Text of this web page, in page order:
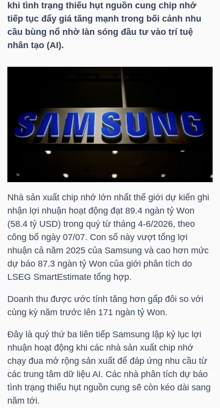
khi tình trạng thiếu hụt nguồn cung chip nhớ
tiếp tục đẩy giá tăng mạnh trong bối cảnh nhu
cầu bùng nổ nhờ làn sóng đầu tư vào trí tuệ
nhân tạo (AI).
Nhà sản xuất chip nhớ lớn nhất thế giới dự kiến ghi
nhận lợi nhuận hoạt động đạt 89.4 ngàn tỷ Won
(58.4 tỷ USD) trong quý từ tháng 4-6/2026, theo
công bố ngày 07/07. Con số này vượt tổng lợi
nhuận cả năm 2025 của Samsung và cao hơn mức
dự báo 87.3 ngàn tỷ Won của giới phân tích do
LSEG SmartEstimate tổng hợp.
Doanh thu được ước tính tăng hơn gấp đôi so với
cùng kỳ năm trước lên 171 ngàn tỷ Won.
Đây là quý thứ ba liên tiếp Samsung lập kỷ lục lợi
nhuận hoạt động khi các nhà sản xuất chip nhớ
chạy đua mở rộng sản xuất để đáp ứng nhu cầu từ
các trung tâm dữ liệu AI. Các nhà phân tích dự báo
tình trạng thiếu hụt nguồn cung sẽ còn kéo dài sang
năm tới.
SẢN
TÀI
CHÍNH
KINH
TẾ
GIỚI
ĐÔNG
DƯƠNG